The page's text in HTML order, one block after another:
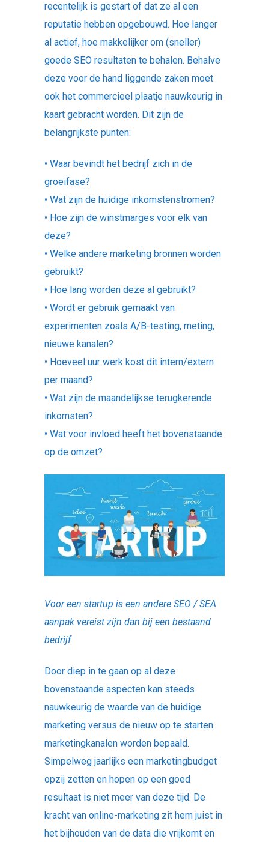
recentelijk is gestart of dat ze al een
reputatie hebben opgebouwd. Hoe langer
al actief, hoe makkelijker om (sneller)
goede SEO resultaten te behalen. Behalve
deze voor de hand liggende zaken moet
ook het commercieel plaatje nauwkeurig in
kaart gebracht worden. Dit zijn de
belangrijkste punten:
• Waar bevindt het bedrijf zich in de
groeifase?
• Wat zijn de huidige inkomstenstromen?
• Hoe zijn de winstmarges voor elk van
deze?
• Welke andere marketing bronnen worden
gebruikt?
• Hoe lang worden deze al gebruikt?
• Wordt er gebruik gemaakt van
experimenten zoals A/B-testing, meting,
nieuwe kanalen?
• Hoeveel uur werk kost dit intern/extern
per maand?
• Wat zijn de maandelijkse terugkerende
inkomsten?
• Wat voor invloed heeft het bovenstaande
op de omzet?
Voor een startup is een andere SEO / SEA
aanpak vereist zijn dan bij een bestaand
bedrijf
Door diep in te gaan op al deze
bovenstaande aspecten kan steeds
nauwkeurig de waarde van de huidige
marketing versus de nieuw op te starten
marketingkanalen worden bepaald.
Simpelweg jaarlijks een marketingbudget
opzij zetten en hopen op een goed
resultaat is niet meer van deze tijd. De
kracht van online-marketing zit hem juist in
het bijhouden van de data die vrijkomt en